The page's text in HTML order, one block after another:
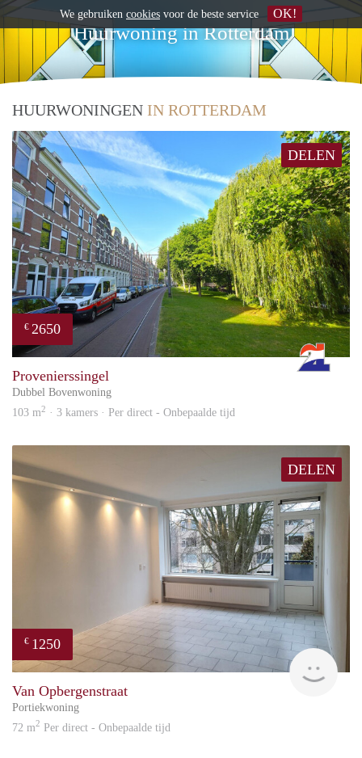
Huurwoning in Rotterdam
HUURWONINGEN IN ROTTERDAM
DELEN
€ 2650
Provenierssingel
Dubbel Bovenwoning
103 m2 · 3 kamers · Per direct - Onbepaalde tijd
DELEN
€ 1250
Van Opbergenstraat
Portiekwoning
72 m2 Per direct - Onbepaalde tijd
We gebruiken cookies voor de beste service OK!